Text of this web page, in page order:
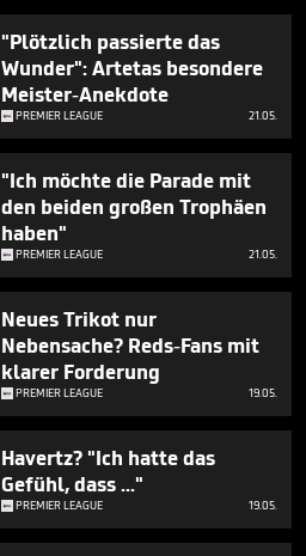
"Plötzlich passierte das
Wunder": Artetas besondere
Meister-Anekdote
PREMIER LEAGUE 21.05.
"Ich möchte die Parade mit
den beiden großen Trophäen
haben"
PREMIER LEAGUE 21.05.
Neues Trikot nur
Nebensache? Reds-Fans mit
klarer Forderung
PREMIER LEAGUE 19.05.
Havertz? "Ich hatte das
Gefühl, dass ..."
PREMIER LEAGUE 19.05.